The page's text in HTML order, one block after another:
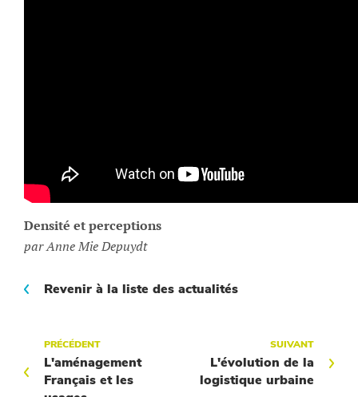
Densité et perceptions
par Anne Mie Depuydt
Revenir à la liste des actualités
PRÉCÉDENT
L'aménagement
Français et les
SUIVANT
L'évolution de la
logistique urbaine